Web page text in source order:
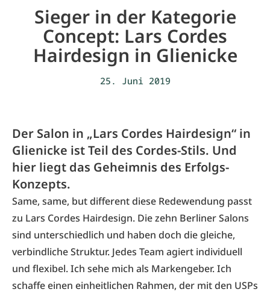
Sieger in der Kategorie
Concept: Lars Cordes
Hairdesign in Glienicke
25. Juni 2019
Der Salon in „Lars Cordes Hairdesign“ in
Glienicke ist Teil des Cordes-Stils. Und
hier liegt das Geheimnis des Erfolgs-
Konzepts.
Same, same, but different diese Redewendung passt
zu Lars Cordes Hairdesign. Die zehn Berliner Salons
sind unterschiedlich und haben doch die gleiche,
verbindliche Struktur. Jedes Team agiert individuell
und flexibel. Ich sehe mich als Markengeber. Ich
schaffe einen einheitlichen Rahmen, der mit den USPs